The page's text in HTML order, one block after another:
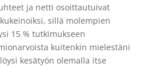
ja netti osoittautuivat
sillä molempien
15 % tutkimukseen
kuitenkin mielestäni
kesätyön olemalla itse